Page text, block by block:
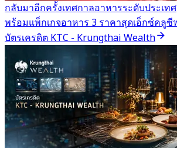
กลับมาอีกครั้งเทศกาลอาหารระดับประเทศ
บัตรเครดิต KTC - Krungthai Wealth